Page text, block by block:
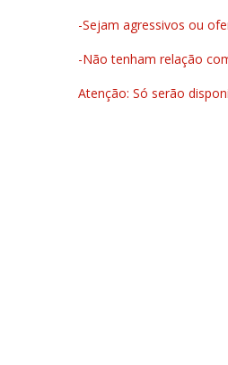
-Sejam agressivos ou
-Não tenham relação
Atenção: Só serão